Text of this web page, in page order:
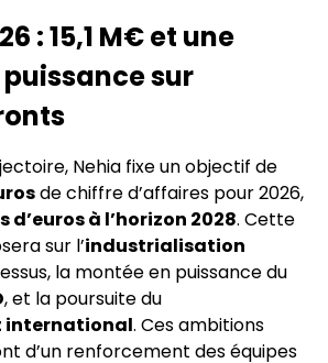
: 15,1 M€ et une
sur
Nehia fixe un objectif de
de chiffre d’affaires pour 2026,
d’euros à l’horizon 2028. Cette
sur l’industrialisation
la montée en puissance du
, et la poursuite du
international. Ces ambitions
d’un renforcement des équipes